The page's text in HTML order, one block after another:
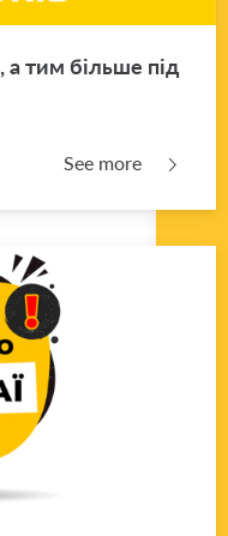
а тим більше під
See more